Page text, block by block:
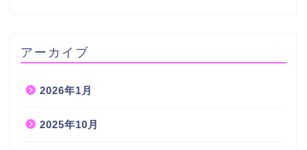
アーカイブ
2026年1月
2025年10月